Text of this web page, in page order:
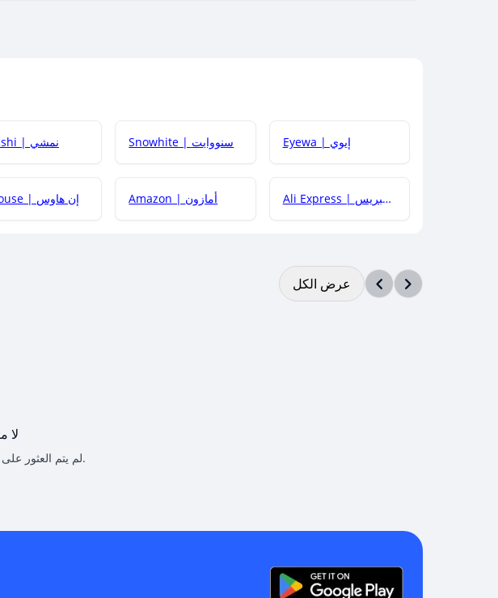
Namshi | نمشي Snowhite | سنووايت Eyewa | إيوي
In-House | إن هاوس Amazon | أمازون Ali Express | علي إكسبريس
عرض الكل
لا
لم يتم العثور على مقالات مطابقة للبحث الذي تم تحديده.